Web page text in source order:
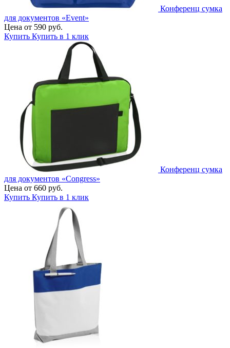
Конференц сумка
для документов «Event»
Цена от 590 руб.
Купить Купить в 1 клик
Конференц сумка
для документов «Congress»
Цена от 660 руб.
Купить Купить в 1 клик